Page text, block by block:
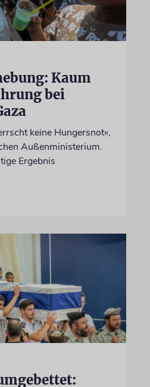
Kaum
bei
keine Hungersnot«,
Außenministerium.
Ergebnis